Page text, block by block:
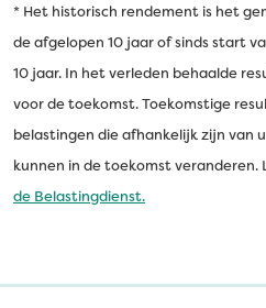
* Het historisch rendement is het
de afgelopen 10 jaar of sinds start
10 jaar. In het verleden behaalde
voor de toekomst. Toekomstige
belastingen die afhankelijk zijn van
kunnen in de toekomst veranderen.
de Belastingdienst.